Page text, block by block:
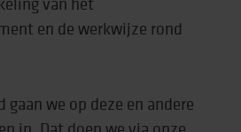
en de werkwijze rond
we op deze en andere